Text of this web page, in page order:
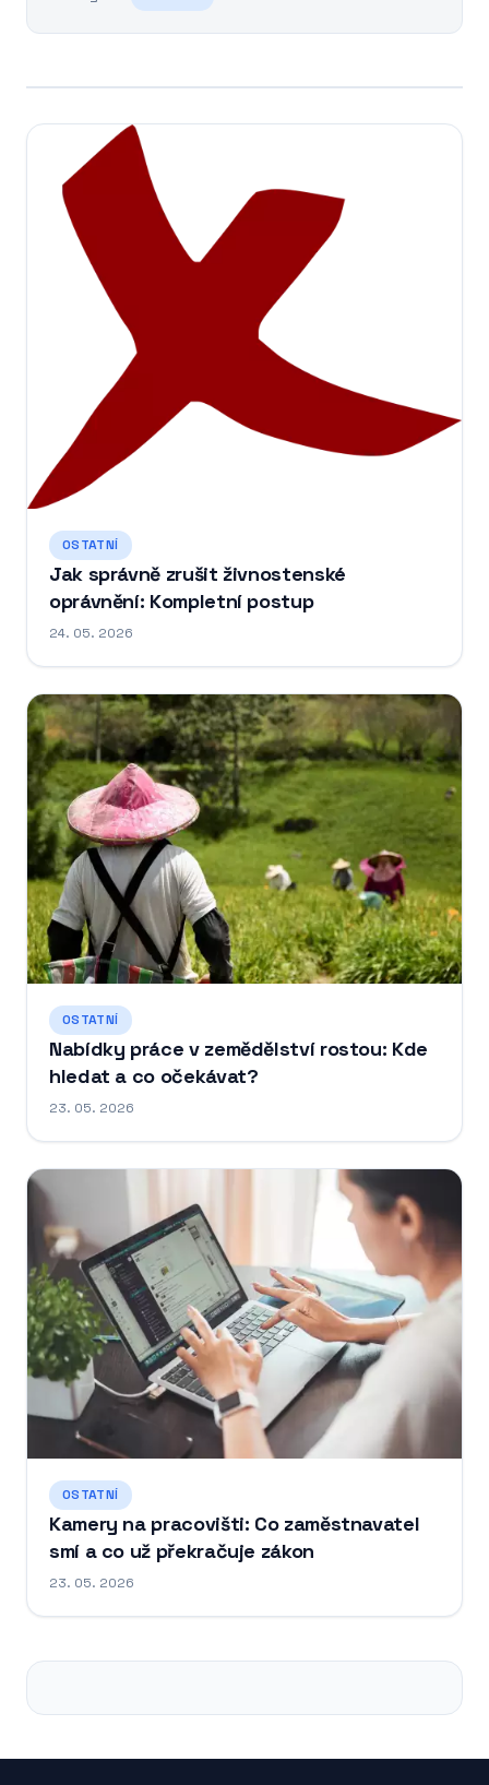
OSTATNÍ
Jak správně zrušit živnostenské
oprávnění: Kompletní postup
24. 05. 2026
OSTATNÍ
Nabídky práce v zemědělství rostou: Kde
hledat a co očekávat?
23. 05. 2026
OSTATNÍ
Kamery na pracovišti: Co zaměstnavatel
smí a co už překračuje zákon
23. 05. 2026